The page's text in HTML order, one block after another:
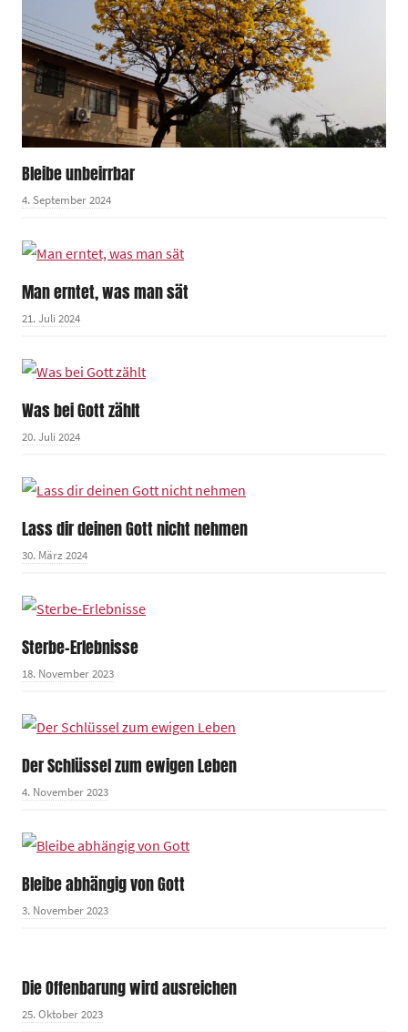
Bleibe unbeirrbar
4. September 2024
Man erntet, was man sät
21. Juli 2024
Was bei Gott zählt
20. Juli 2024
Lass dir deinen Gott nicht nehmen
30. März 2024
Sterbe-Erlebnisse
18. November 2023
Der Schlüssel zum ewigen Leben
4. November 2023
Bleibe abhängig von Gott
3. November 2023
Die Offenbarung wird ausreichen
25. Oktober 2023